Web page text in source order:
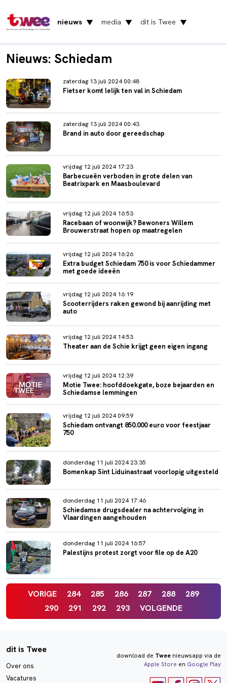
Het nieuws uit Vlaardingen en Schiedam
nieuws ▼ media ▼ dit is Twee ▼
Nieuws: Schiedam
zaterdag 13 juli 2024 00:48
Fietser komt lelijk ten val in Schiedam
zaterdag 13 juli 2024 00:43
Brand in auto door gereedschap
vrijdag 12 juli 2024 17:23
Barbecueën verboden in grote delen van
Beatrixpark en Maasboulevard
vrijdag 12 juli 2024 16:53
Racebaan of woonwijk? Bewoners Willem
Brouwerstraat hopen op maatregelen
vrijdag 12 juli 2024 16:26
Extra budget Schiedam 750 is voor Schiedammer
met goede ideeën
vrijdag 12 juli 2024 16:19
Scooterrijders raken gewond bij aanrijding met
auto
vrijdag 12 juli 2024 14:53
Theater aan de Schie krijgt geen eigen ingang
vrijdag 12 juli 2024 12:39
Motie Twee: hoofddoekgate, boze bejaarden en
Schiedamse lemmingen
vrijdag 12 juli 2024 09:59
Schiedam ontvangt 850.000 euro voor feestjaar
750
donderdag 11 juli 2024 23:35
Bomenkap Sint Liduinastraat voorlopig uitgesteld
donderdag 11 juli 2024 17:46
Schiedamse drugsdealer na achtervolging in
Vlaardingen aangehouden
donderdag 11 juli 2024 16:57
Palestijns protest zorgt voor file op de A20
VORIGE 284 285 286 287 288
289
290
291 292 293 VOLGENDE
dit is Twee
Over ons
Vacatures
download de Tweenieuwsapp via de
Apple Store en Google Play